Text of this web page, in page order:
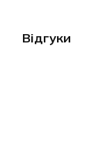
Відгуки